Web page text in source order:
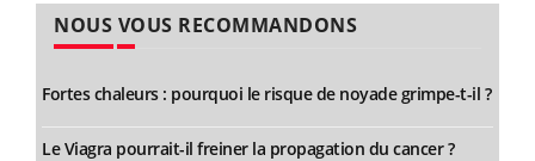
NOUS VOUS RECOMMANDONS
Fortes chaleurs : pourquoi le risque de noyade grimpe-t-il ?
Le Viagra pourrait-il freiner la propagation du cancer ?